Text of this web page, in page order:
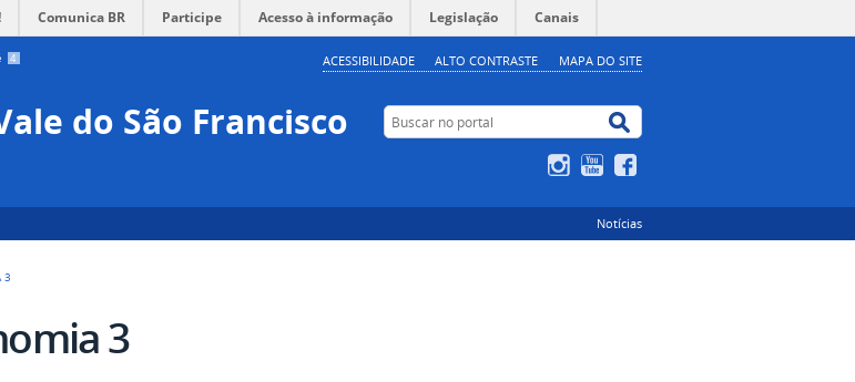
Comunica BR Participe Acesso à informação Legislação Canais
4 ACESSIBILIDADE ALTO CONTRASTE MAPA DO SITE
do São Francisco Buscar no portal
InstagramYouTube
Notícias
3
3